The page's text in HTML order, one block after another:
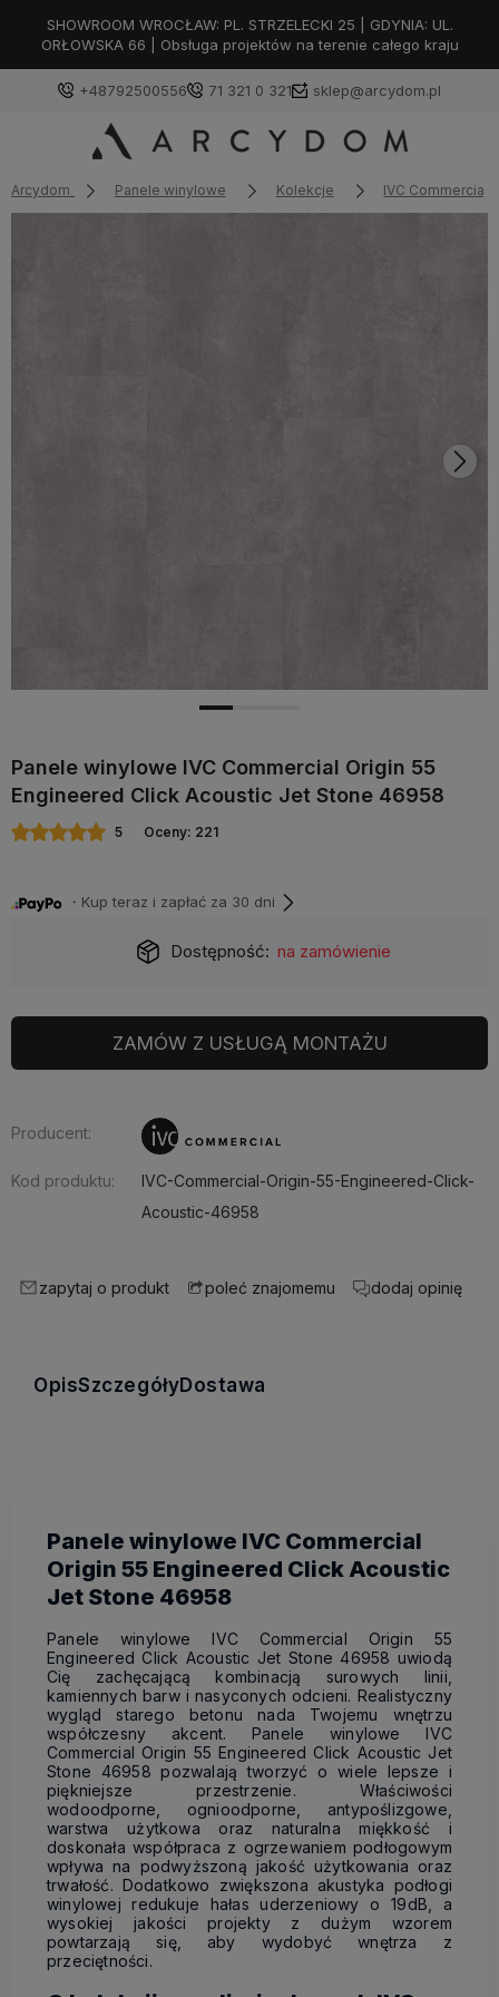
SHOWROOM WROCŁAW: PL. STRZELECKI 25 | GDYNIA: UL.
ORŁOWSKA 66 | Obsługa projektów na terenie całego kraju
+48792500556 71 321 0 321 sklep@arcydom.pl
Arcydom Panele winylowe Kolekcje IVC Commercial
Panele winylowe IVC Commercial Origin 55
Engineered Click Acoustic Jet Stone 46958
5 Oceny: 221
・Kup teraz i zapłać za 30 dni
Dostępność: na zamówienie
ZAMÓW Z USŁUGĄ MONTAŻU
Producent:
Kod produktu:
IVC-Commercial-Origin-55-Engineered-Click-
Acoustic-46958
zapytaj o produkt poleć znajomemu dodaj opinię
OpisSzczegółyDostawa
Panele winylowe IVC Commercial
Origin 55 Engineered Click Acoustic
Jet Stone 46958
Panele winylowe IVC Commercial Origin 55
Engineered Click Acoustic Jet Stone 46958 uwiodą
Cię zachęcającą kombinacją surowych linii,
kamiennych barw i nasyconych odcieni. Realistyczny
wygląd starego betonu nada Twojemu wnętrzu
współczesny akcent. Panele winylowe IVC
Commercial Origin 55 Engineered Click Acoustic Jet
Stone 46958 pozwalają tworzyć o wiele lepsze i
piękniejsze przestrzenie. Właściwości
wodoodporne, ognioodporne, antypoślizgowe,
warstwa użytkowa oraz naturalna miękkość i
doskonała współpraca z ogrzewaniem podłogowym
wpływa na podwyższoną jakość użytkowania oraz
trwałość. Dodatkowo zwiększona akustyka podłogi
winylowej redukuje hałas uderzeniowy o 19dB, a
wysokiej jakości projekty z dużym wzorem
powtarzają się, aby wydobyć wnętrza z
przeciętności.